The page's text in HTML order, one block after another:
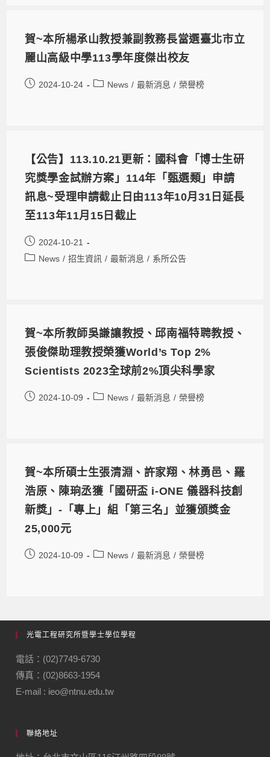
賀~本所楊承山教授兼副教務長當選臺北市立
麗山高級中學113學年度傑出校友
2024-10-24 News / 最新消息 / 榮譽榜
【公告】113.10.21更新：國科會「博士生研
究獎學金試辦方案」114年「甄選類」申請
訊息~受理申請截止日由113年10月31日延長
至113年11月15日截止
2024-10-21
News / 招生資訊 / 最新消息 / 系所公告
賀~本所教師吳謙讓教授、邱南福特聘教授、
張俊傑助理教授榮獲World’s Top 2%
Scientists 2023全球前2%頂尖科學家
2024-10-09 News / 最新消息 / 榮譽榜
賀~本所碩士生張清淵、許家翔、林勇邑、羅
浩原、陳珦丞獲「國研盃 i-ONE 儀器科技創
新獎」-「專上」組「第三名」並獲頒獎金
25,000元
2024-10-09 News / 最新消息 / 榮譽榜
光電工程研究所暨學士學位學程
電話：(02)7749-6730
傳真：(02)8663-1954
E-mail : ieo@ntnu.edu.tw
聯絡地址